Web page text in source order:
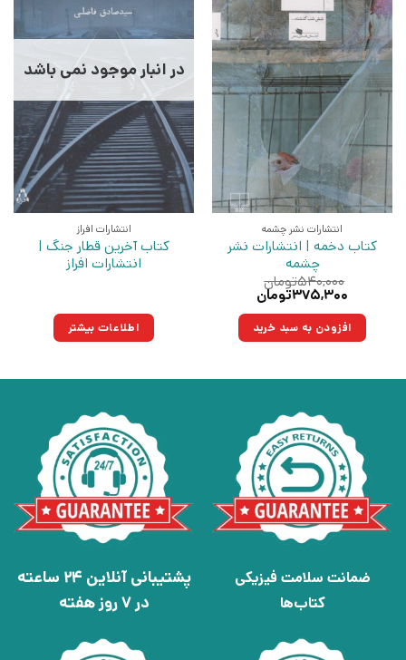
انتشارات نشر چشمه
کتاب دخمه | انتشارات نشر
چشمه
۵۴۰,۰۰۰تومان
قیمت
۵۴۰,۰۰۰تومان
بود.
۳۷۵,۳۰۰تومان
۳۷۵,۳۰۰تومان.افزودن به سبد خرید
در انبار موجود نمی باشد
انتشارات افراز
کتاب آخرین قطار جنگ |
انتشارات افراز
اطلاعات بیشتر
ضمانت سلامت فیزیکی
کتاب‌ها
پشتیبانی آنلاین 24 ساعته
در 7 روز هفته